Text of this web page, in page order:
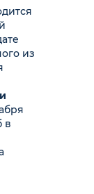
из
в